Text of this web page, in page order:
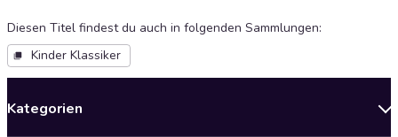
Diesen Titel findest du auch in folgenden Sammlungen:
Kinder Klassiker
Kategorien